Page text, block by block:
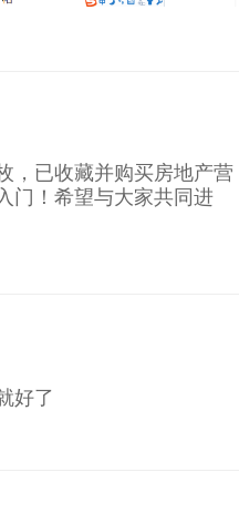
，已收藏并购买房地产营
门！希望与大家共同进
好了